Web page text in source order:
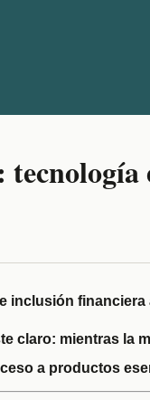
inclusión financiera
claro: mientras la
a productos